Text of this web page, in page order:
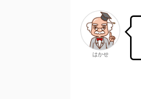
はかせ